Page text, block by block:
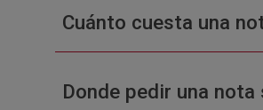
Cuánto cuesta una
Donde pedir una nota